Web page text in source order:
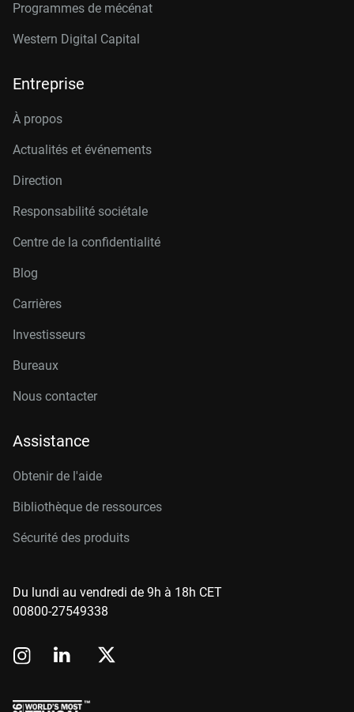
Programmes de mécénat
Western Digital Capital
Entreprise
À propos
Actualités et événements
Direction
Responsabilité sociétale
Centre de la confidentialité
Blog
Carrières
Investisseurs
Bureaux
Nous contacter
Assistance
Obtenir de l'aide
Bibliothèque de ressources
Sécurité des produits
Du lundi au vendredi de 9h à 18h CET
00800-27549338